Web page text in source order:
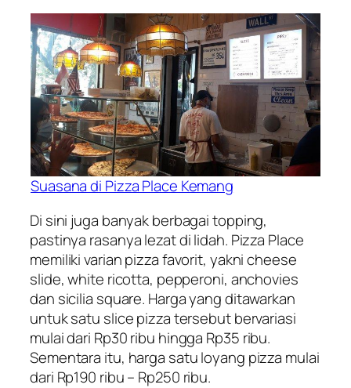
Suasana di Pizza Place Kemang
Di sini juga banyak berbagai topping,
pastinya rasanya lezat di lidah. Pizza Place
memiliki varian pizza favorit, yakni cheese
slide, white ricotta, pepperoni, anchovies
dan sicilia square. Harga yang ditawarkan
untuk satu slice pizza tersebut bervariasi
mulai dari Rp30 ribu hingga Rp35 ribu.
Sementara itu, harga satu loyang pizza mulai
dari Rp190 ribu – Rp250 ribu.